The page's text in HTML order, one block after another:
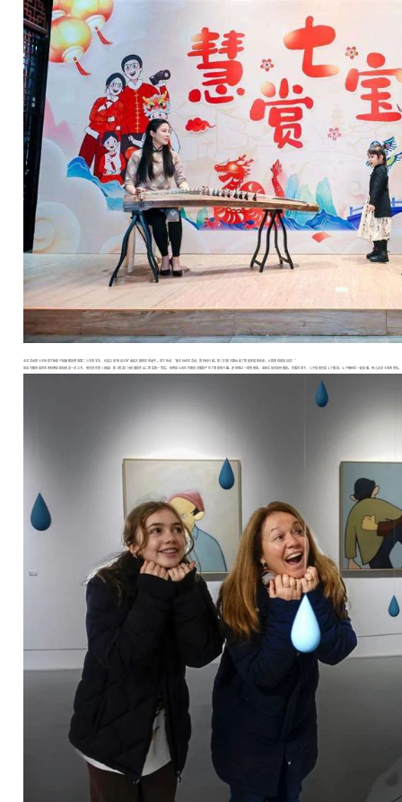
本次活动的小主持房兰昕和卢靖璇都是明强第二小学的学生，也是之前“悦读七宝”诵读大赛的优秀选手。房兰昕说：“能主持这次活动，我特别兴奋。家门口的大舞台给了我很多锻炼机会，让我变得更加自信！”
来自京都苑居民区的杨明振和杨阳是一对父子。他们创作的《观展》和《晚霞》分获摄影作品二等奖和一等奖。杨明振从青年时期就对摄影产生了浓厚的兴趣，还经营过一家照相馆，退休后依然坚持摄影。耳濡目染下，儿子杨阳也爱上了摄影，父子俩经常一起拍摄，用心记录七宝的变化。